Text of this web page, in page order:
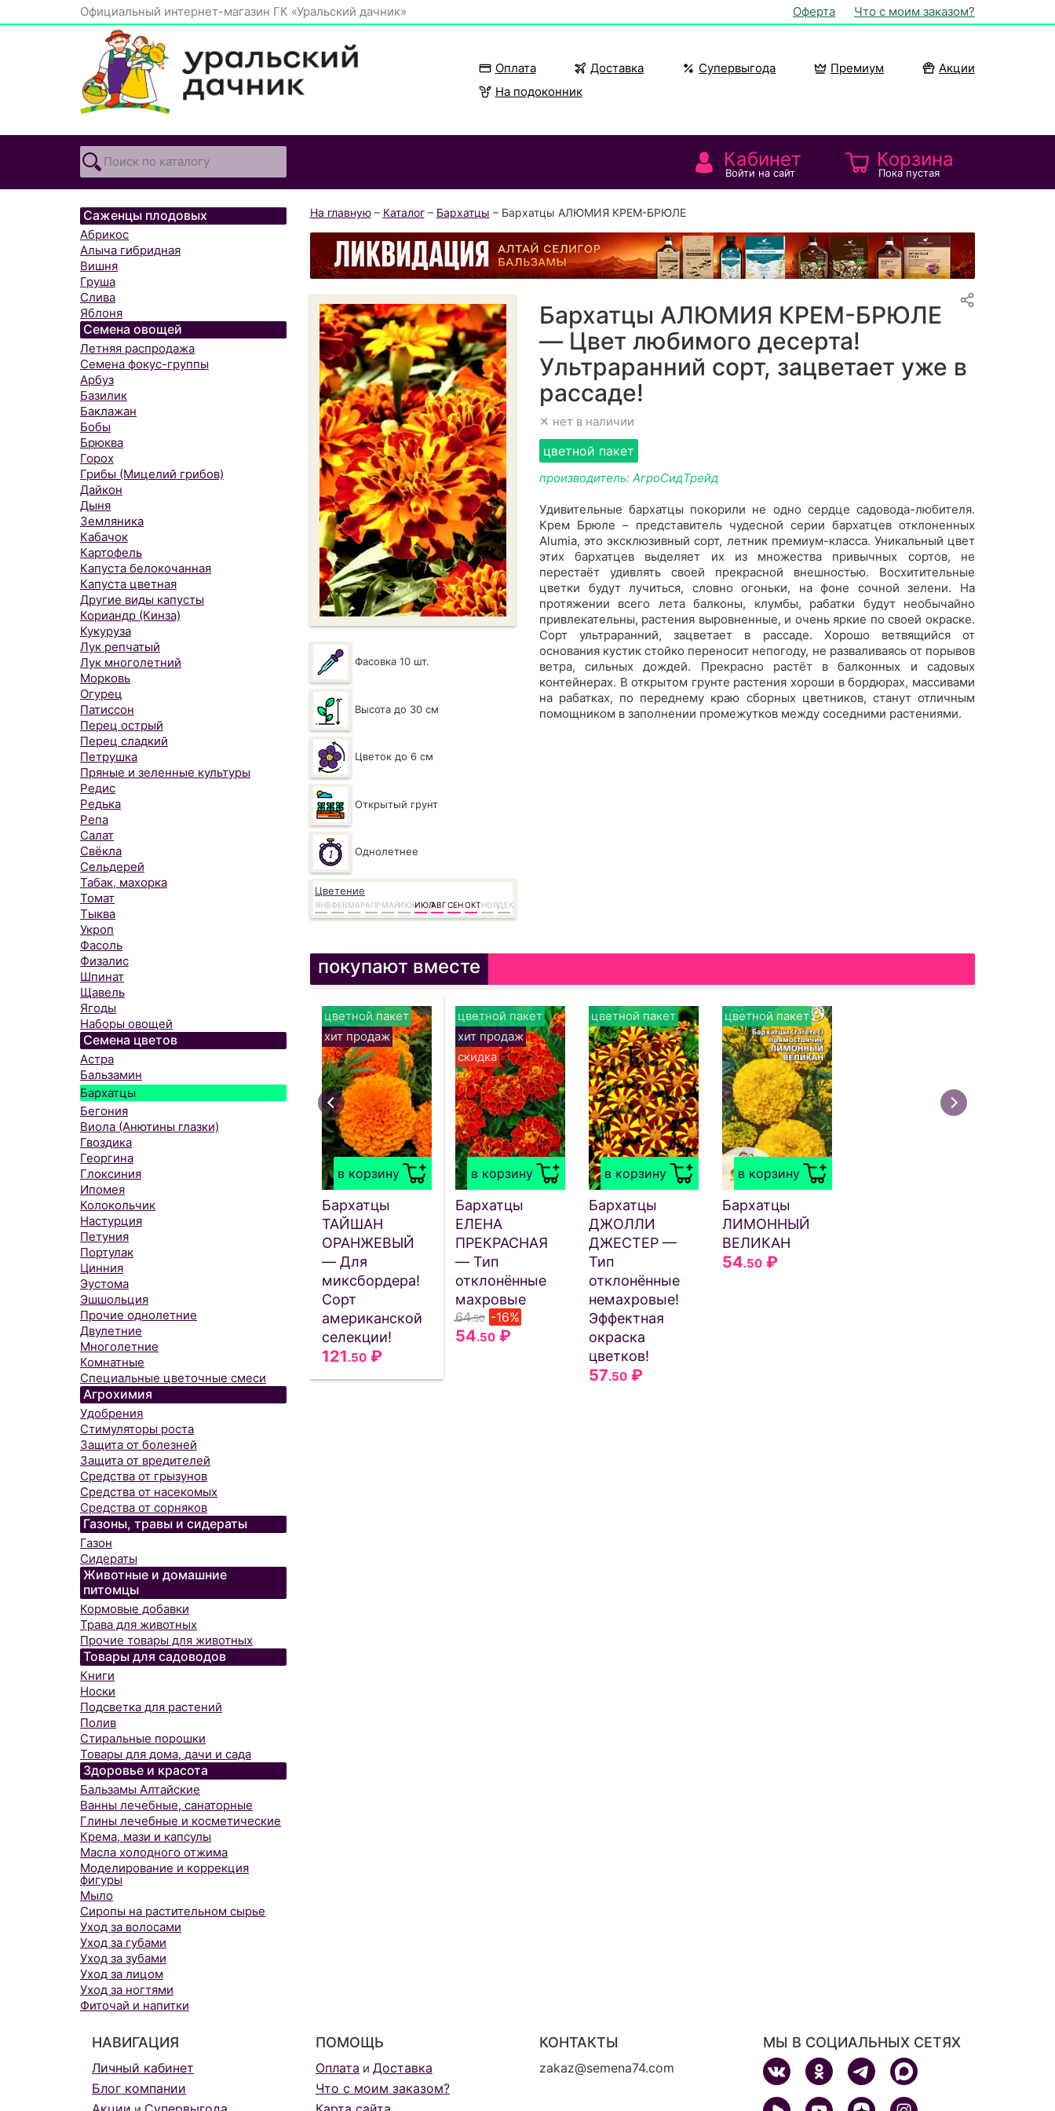
Официальный интернет-магазин ГК «Уральский дачник» Оферта Что с моим заказом?
Оплата Доставка Супервыгода Премиум
Акции
На подоконник
Кабинет
Войти на сайт
Корзина
Пока пустая
Саженцы плодовых
Абрикос
Алыча гибридная
Вишня
Груша
Слива
Яблоня
Семена овощей
Летняя распродажа
Семена фокус-группы
Арбуз
Базилик
Баклажан
Бобы
Брюква
Горох
Грибы (Мицелий грибов)
Дайкон
Дыня
Земляника
Кабачок
Картофель
Капуста белокочанная
Капуста цветная
Другие виды капусты
Кориандр (Кинза)
Кукуруза
Лук репчатый
Лук многолетний
Морковь
Огурец
Патиссон
Перец острый
Перец сладкий
Петрушка
Пряные и зеленные культуры
Редис
Редька
Репа
Салат
Свёкла
Сельдерей
Табак, махорка
Томат
Тыква
Укроп
Фасоль
Физалис
Шпинат
Щавель
Ягоды
Наборы овощей
Семена цветов
Астра
Бальзамин
Бархатцы
Бегония
Виола (Анютины глазки)
Гвоздика
Георгина
Глоксиния
Ипомея
Колокольчик
Настурция
Петуния
Портулак
Цинния
Эустома
Эшшольция
Прочие однолетние
Двулетние
Многолетние
Комнатные
Специальные цветочные смеси
Агрохимия
Удобрения
Стимуляторы роста
Защита от болезней
Защита от вредителей
Средства от грызунов
Средства от насекомых
Средства от сорняков
Газоны, травы и сидераты
Газон
Сидераты
Животные и домашние
питомцы
Кормовые добавки
Трава для животных
Прочие товары для животных
Товары для садоводов
Книги
Носки
Подсветка для растений
Полив
Стиральные порошки
Товары для дома, дачи и сада
Здоровье и красота
Бальзамы Алтайские
Ванны лечебные, санаторные
Глины лечебные и косметические
Крема, мази и капсулы
Масла холодного отжима
Моделирование и коррекция
фигуры
Мыло
Сиропы на растительном сырье
Уход за волосами
Уход за губами
Уход за зубами
Уход за лицом
Уход за ногтями
Фиточай и напитки
На главную– Каталог– Бархатцы – Бархатцы АЛЮМИЯ КРЕМ-БРЮЛЕ
Фасовка 10 шт.
Высота до 30 см
Цветок до 6 см
Открытый грунт
Однолетнее
Цветение
ЯНВФЕВМАРАПР МАЙИЮНИЮЛАВГСЕНОКТ НОЯДЕК
Бархатцы АЛЮМИЯ КРЕМ-БРЮЛЕ
— Цвет любимого десерта!
Ультраранний сорт, зацветает уже в
рассаде!
✕ нет в наличии
цветной пакет
производитель: АгроСидТрейд
Удивительные бархатцы покорили не одно сердце садовода-любителя.
Крем Брюле – представитель чудесной серии бархатцев отклоненных
Alumia, это эксклюзивный сорт, летник премиум-класса. Уникальный цвет
этих бархатцев выделяет их из множества привычных сортов, не
перестаёт удивлять своей прекрасной внешностью. Восхитительные
цветки будут лучиться, словно огоньки, на фоне сочной зелени. На
протяжении всего лета балконы, клумбы, рабатки будут необычайно
привлекательны, растения выровненные, и очень яркие по своей окраске.
Сорт ультраранний, зацветает в рассаде. Хорошо ветвящийся от
основания кустик стойко переносит непогоду, не разваливаясь от порывов
ветра, сильных дождей. Прекрасно растёт в балконных и садовых
контейнерах. В открытом грунте растения хороши в бордюрах, массивами
на рабатках, по переднему краю сборных цветников, станут отличным
помощником в заполнении промежутков между соседними растениями.
покупают вместе
в корзину
цветной пакет
хит продаж
Бархатцы
ТАЙШАН
ОРАНЖЕВЫЙ
— Для
миксбордера!
Сорт
американской
селекции!
121.50₽
в корзину
цветной пакет
хит продаж
скидка
Бархатцы
ЕЛЕНА
ПРЕКРАСНАЯ
— Тип
отклонённые
махровые
64.50 -16%
54.50₽
в корзину
цветной пакет
Бархатцы
ДЖОЛЛИ
ДЖЕСТЕР —
Тип
отклонённые
немахровые!
Эффектная
окраска
цветков!
57.50₽
в корзину
цветной пакет
Бархатцы
ЛИМОННЫЙ
ВЕЛИКАН
54.50₽
НАВИГАЦИЯ
Личный кабинет
Блог компании
ПОМОЩЬ
Оплата и Доставка
Что с моим заказом?
КОНТАКТЫ
zakaz@semena74.com
МЫ В СОЦИАЛЬНЫХ СЕТЯХ